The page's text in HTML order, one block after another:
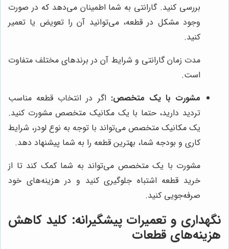
بررسی کنید. گارانتی به شما اطمینان می‌دهد که در صورت
وجود مشکل در قطعه، می‌توانید آن را تعویض یا تعمیر
کنید.
مدت زمان گارانتی و شرایط آن در برندهای مختلف متفاوت
است.
مشورت با یک متخصص: اگر در انتخاب قطعه مناسب
تردید دارید، حتما با یک مکانیک متخصص مشورت کنید.
یک مکانیک متخصص می‌تواند با توجه به نوع لودر، شرایط
کاری و بودجه شما، بهترین قطعه را به شما پیشنهاد دهد.
مشورت با یک متخصص می‌تواند به شما کمک کند تا از
خرید قطعه اشتباه جلوگیری کنید و در هزینه‌های خود
صرفه‌جویی کنید.
نگهداری و تعمیرات پیشگیرانه: کلید کاهش
هزینه‌های قطعات